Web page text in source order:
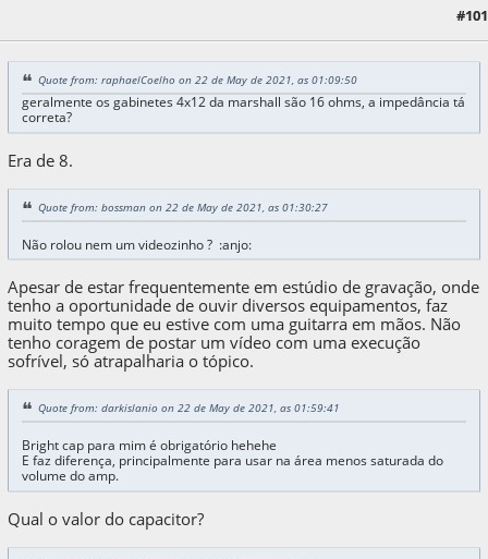
#101
Quote from: raphaelCoelho on 22 de May de 2021, as 01:09:50
geralmente os gabinetes 4x12 da marshall são 16 ohms, a impedância tá
correta?
Era de 8.
Quote from: bossman on 22 de May de 2021, as 01:30:27
Não rolou nem um videozinho ? :anjo:
Apesar de estar frequentemente em estúdio de gravação, onde
tenho a oportunidade de ouvir diversos equipamentos, faz
muito tempo que eu estive com uma guitarra em mãos. Não
tenho coragem de postar um vídeo com uma execução
sofrível, só atrapalharia o tópico.
Quote from: darkislanio on 22 de May de 2021, as 01:59:41
Bright cap para mim é obrigatório hehehe
E faz diferença, principalmente para usar na área menos saturada do
volume do amp.
Qual o valor do capacitor?